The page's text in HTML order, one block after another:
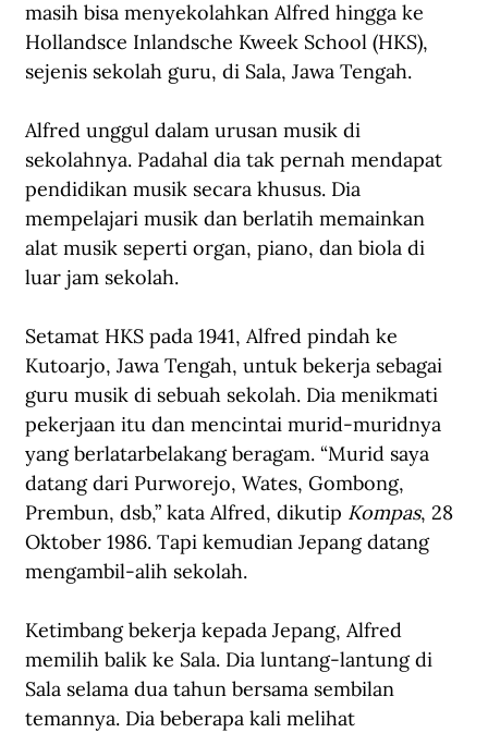
masih bisa menyekolahkan Alfred hingga ke
Hollandsce Inlandsche Kweek School (HKS),
sejenis sekolah guru, di Sala, Jawa Tengah.
Alfred unggul dalam urusan musik di
sekolahnya. Padahal dia tak pernah mendapat
pendidikan musik secara khusus. Dia
mempelajari musik dan berlatih memainkan
alat musik seperti organ, piano, dan biola di
luar jam sekolah.
Setamat HKS pada 1941, Alfred pindah ke
Kutoarjo, Jawa Tengah, untuk bekerja sebagai
guru musik di sebuah sekolah. Dia menikmati
pekerjaan itu dan mencintai murid-muridnya
yang berlatarbelakang beragam. “Murid saya
datang dari Purworejo, Wates, Gombong,
Prembun, dsb,” kata Alfred, dikutip Kompas, 28
Oktober 1986. Tapi kemudian Jepang datang
mengambil-alih sekolah.
Ketimbang bekerja kepada Jepang, Alfred
memilih balik ke Sala. Dia luntang-lantung di
Sala selama dua tahun bersama sembilan
temannya. Dia beberapa kali melihat